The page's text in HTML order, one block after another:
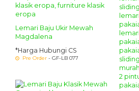
Lemari Baju Ukir Mewah
Magdalena
*Harga Hubungi CS
Pre Order - GF-LB 077